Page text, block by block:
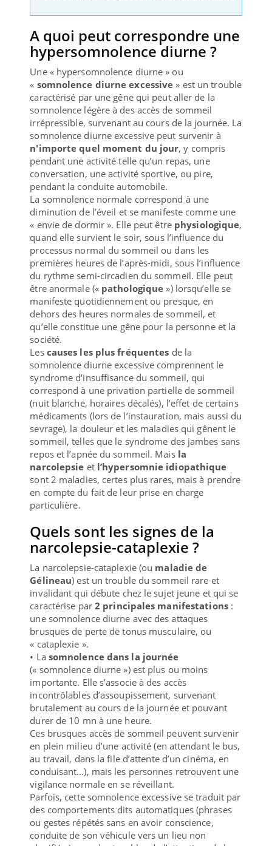
A quoi peut correspondre une
hypersomnolence diurne ?
Une « hypersomnolence diurne » ou
« somnolence diurne excessive» est un trouble
caractérisé par une gêne qui peut aller de la
somnolence légère à des accès de sommeil
irrépressible, survenant au cours de la journée. La
somnolence diurne excessive peut survenir à
n'importe quel moment du jour, y compris
pendant une activité telle qu’un repas, une
conversation, une activité sportive, ou pire,
pendant la conduite automobile.
La somnolence normale correspond à une
diminution de l’éveil et se manifeste comme une
« envie de dormir ». Elle peut être physiologique,
quand elle survient le soir, sous l’influence du
processus normal du sommeil ou dans les
premières heures de l’après-midi, sous l’influence
du rythme semi-circadien du sommeil. Elle peut
être anormale (« pathologique») lorsqu’elle se
manifeste quotidiennement ou presque, en
dehors des heures normales de sommeil, et
qu’elle constitue une gêne pour la personne et la
société.
Les causes les plus fréquentes de la
somnolence diurne excessive comprennent le
syndrome d’insuffisance du sommeil, qui
correspond à une privation partielle de sommeil
(nuit blanche, horaires décalés), l’effet de certains
médicaments (lors de l’instauration, mais aussi du
sevrage), la douleur et les maladies qui gênent le
sommeil, telles que le syndrome des jambes sans
repos et l’apnée du sommeil. Mais la
narcolepsie etl’hypersomnie idiopathique
sont 2 maladies, certes plus rares, mais à prendre
en compte du fait de leur prise en charge
particulière.
Quels sont les signes de la
narcolepsie-cataplexie ?
La narcolepsie-cataplexie (ou maladie de
Gélineau) est un trouble du sommeil rare et
invalidant qui débute chez le sujet jeune et qui se
caractérise par 2 principales manifestations:
une somnolence diurne avec des attaques
brusques de perte de tonus musculaire, ou
« cataplexie ».
• La somnolence dans la journée
(« somnolence diurne ») est plus ou moins
importante. Elle s’associe à des accès
incontrôlables d’assoupissement, survenant
brutalement au cours de la journée et pouvant
durer de 10 mn à une heure.
Ces brusques accès de sommeil peuvent survenir
en plein milieu d’une activité (en attendant le bus,
au travail, dans la file d’attente d’un cinéma, en
conduisant…), mais les personnes retrouvent une
vigilance normale en se réveillant.
Parfois, cette somnolence excessive se traduit par
des comportements dits automatiques (phrases
ou gestes répétés sans en avoir conscience,
conduite de son véhicule vers un lieu non